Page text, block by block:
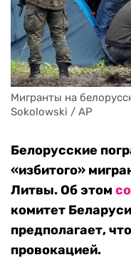
Мигранты на
Sokolowski / AP
Белорусские
«избитого»
Литвы. Об этом
комитет
предполагает,
провокацией.